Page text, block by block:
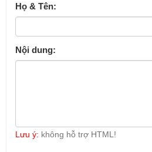
Họ & Tên:
Nội dung:
Lưu ý: không hỗ trợ HTML!